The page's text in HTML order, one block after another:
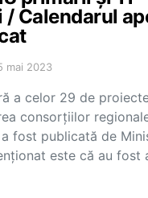
Calendarul
mai 2023
a celor 29 de
consorțiilor
fost publicată de
este că au fost